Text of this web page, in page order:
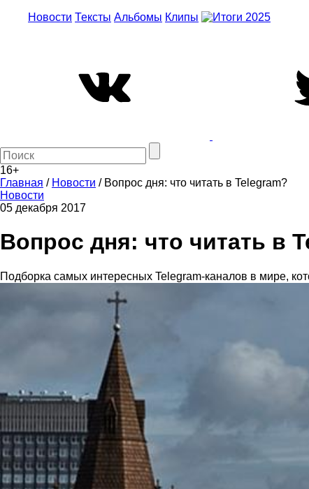
Новости Тексты Альбомы Клипы
16+
Главная / Новости / Вопрос дня: что читать в Telegram?
Новости
05 декабря 2017
Вопрос дня: что читать в
Подборка самых интересных Telegram-каналов в мире,